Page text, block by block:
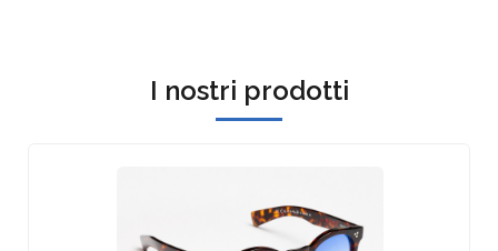
I nostri prodotti